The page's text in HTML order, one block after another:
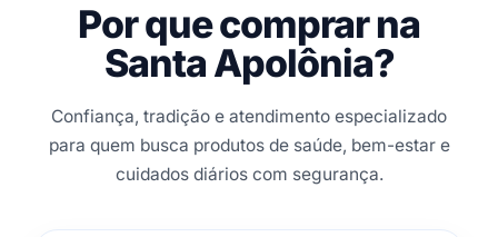
Por que comprar na
Santa Apolônia?
Confiança, tradição e atendimento especializado
para quem busca produtos de saúde, bem-estar e
cuidados diários com segurança.